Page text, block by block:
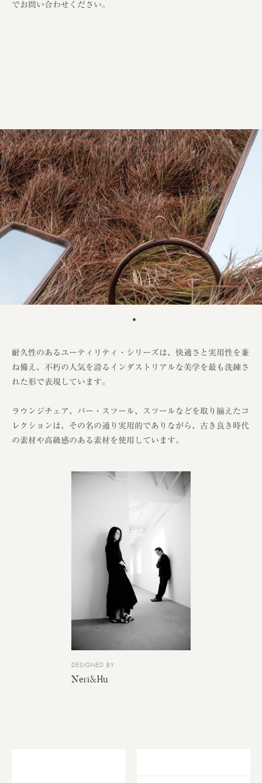
でお問い合わせください。
耐久性のあるユーティリティ・シリーズは、快適さと実用性を兼
ね備え、不朽の人気を誇るインダストリアルな美学を最も洗練さ
れた形で表現しています。
ラウンジチェア、バー・スツール、スツールなどを取り揃えたコ
レクションは、その名の通り実用的でありながら、古き良き時代
の素材や高級感のある素材を使用しています。
DESIGNED BY
Neri&Hu